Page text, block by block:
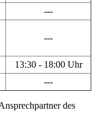
---
---
13:30 - 18:00 Uhr
---
des